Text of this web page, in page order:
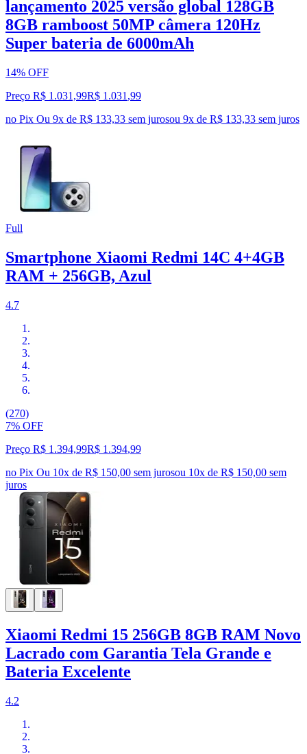
lançamento 2025 versão global 128GB
8GB ramboost 50MP câmera 120Hz
Super bateria de 6000mAh
14% OFF
Preço R$ 1.031,99R$ 1.031 ,99
no Pix Ou 9x de R$ 133,33 sem jurosou 9x de R$ 133,33 sem juros
Full
Smartphone Xiaomi Redmi 14C 4+4GB
RAM + 256GB, Azul
4.7
(270)
7% OFF
Preço R$ 1.394,99R$ 1.394,99
no Pix Ou 10x de R$ 150,00 sem jurosou 10x de R$ 150,00 sem
juros
Xiaomi Redmi 15 256GB 8GB RAM Novo
Lacrado com Garantia Tela Grande e
Bateria Excelente
4.2